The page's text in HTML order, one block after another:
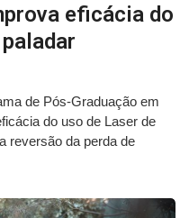
eficácia do
de Pós-Graduação em
do uso de Laser de
reversão da perda de